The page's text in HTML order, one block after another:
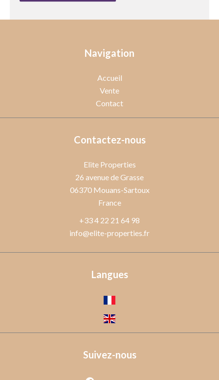
Navigation
Accueil
Vente
Contact
Contactez-nous
Elite Properties
26 avenue de Grasse
06370Mouans-Sartoux
France
+33 4 22 21 64 98
info@elite-properties.fr
Langues
Suivez-nous